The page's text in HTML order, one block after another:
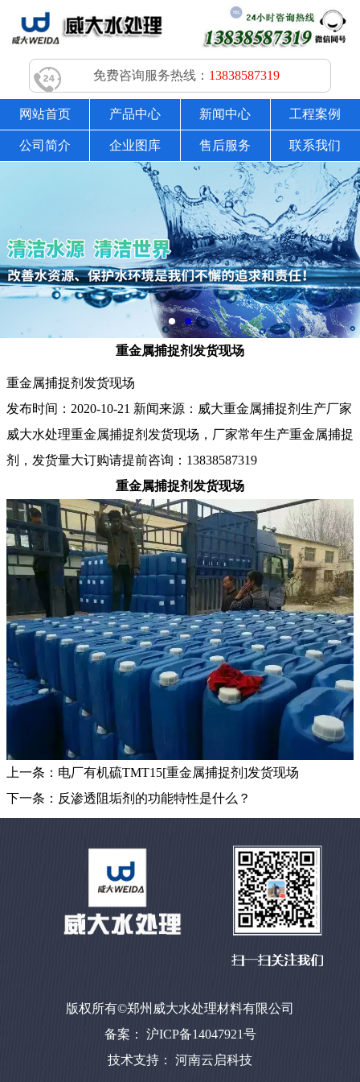
免费咨询服务热线： 13838587319
网站首页 产品中心 新闻中心 工程案例
公司简介 企业图库 售后服务 联系我们
重金属捕捉剂发货现场
重金属捕捉剂发货现场
发布时间： 2020-10-21 新闻来源： 威大重金属捕捉剂生产厂家
威大水处理重金属捕捉剂发货现场，厂家常年生产重金属捕捉
剂，发货量大订购请提前咨询：13838587319
重金属捕捉剂发货现场
上一条： 电厂有机硫TMT15[重金属捕捉剂]发货现场
下一条： 反渗透阻垢剂的功能特性是什么？
版权所有©郑州威大水处理材料有限公司
备案： 沪ICP备14047921号
技术支持： 河南云启科技